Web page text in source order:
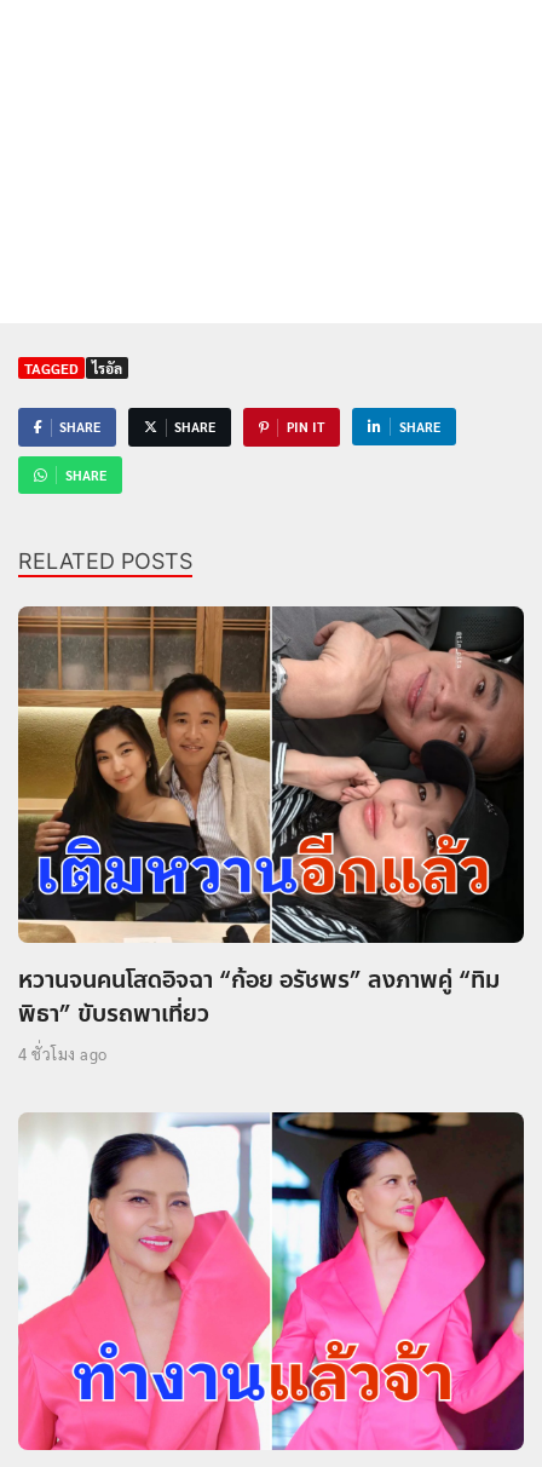
TAGGED ไรอัล
SHARE SHARE PIN IT SHARE
SHARE
RELATED POSTS
หวานจนคนโสดอิจฉา “ก้อย อรัชพร” ลงภาพคู่ “ทิม
พิธา” ขับรถพาเที่ยว
4 ชั่วโมง ago